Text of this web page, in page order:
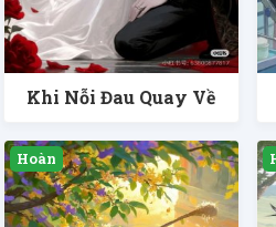
Khi Nỗi Đau Quay Về